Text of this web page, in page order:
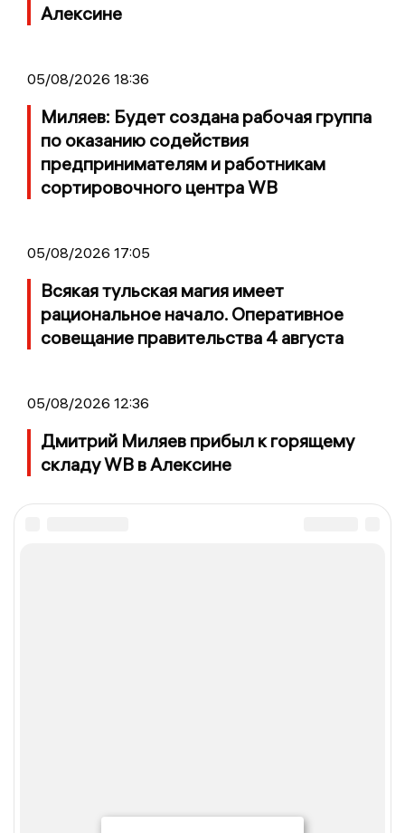
Алексине
05/08/2026 18:36
Миляев: Будет создана рабочая группа
по оказанию содействия
предпринимателям и работникам
сортировочного центра WB
05/08/2026 17:05
Всякая тульская магия имеет
рациональное начало. Оперативное
совещание правительства 4 августа
05/08/2026 12:36
Дмитрий Миляев прибыл к горящему
складу WB в Алексине